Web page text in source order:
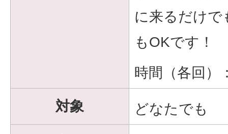
に来るだけで
もOKで
時間（各回）
対象 どなたでも